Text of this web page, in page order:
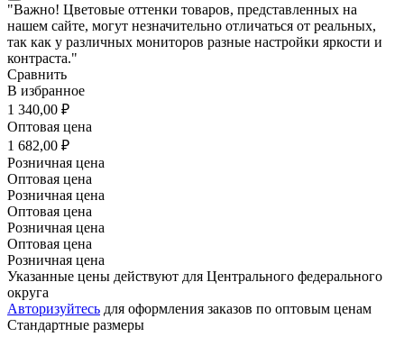
"Важно! Цветовые оттенки товаров, представленных на
нашем сайте, могут незначительно отличаться от реальных,
так как у различных мониторов разные настройки яркости и
контраста."
Сравнить
В избранное
1 340,00 ₽
Оптовая цена
1 682,00 ₽
Розничная цена
Оптовая цена
Розничная цена
Оптовая цена
Розничная цена
Оптовая цена
Розничная цена
Указанные цены действуют для Центрального федерального
округа
Авторизуйтесь для оформления заказов по оптовым ценам
Стандартные размеры